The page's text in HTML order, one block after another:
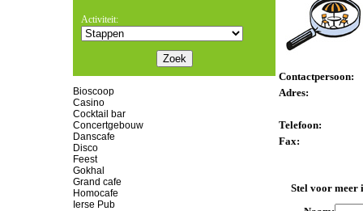
Activiteit:
Bioscoop
Casino
Cocktail bar
Concertgebouw
Danscafe
Disco
Feest
Gokhal
Grand cafe
Homocafe
Ierse Pub
Contactpersoon:
Adres:
Telefoon:
Fax:
Stel voor meer